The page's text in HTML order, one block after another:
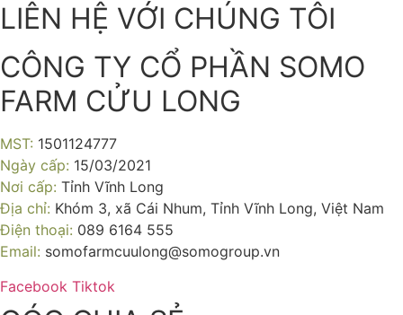
LIÊN HỆ VỚI CHÚNG TÔI
CÔNG TY CỔ PHẦN SOMO
FARM CỬU LONG
MST: 1501124777
Ngày cấp: 15/03/2021
Nơi cấp: Tỉnh Vĩnh Long
Địa chỉ: Khóm 3, xã Cái Nhum, Tỉnh Vĩnh Long, Việt Nam
Điện thoại: 089 6164 555
Email: somofarmcuulong@somogroup.vn
Facebook Tiktok